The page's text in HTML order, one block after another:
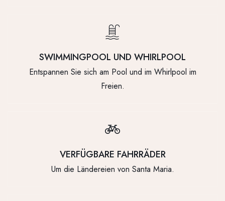
SWIMMINGPOOL UND WHIRLPOOL
Entspannen Sie sich am Pool und im Whirlpool im
Freien.
VERFÜGBARE FAHRRÄDER
Um die Ländereien von Santa Maria.